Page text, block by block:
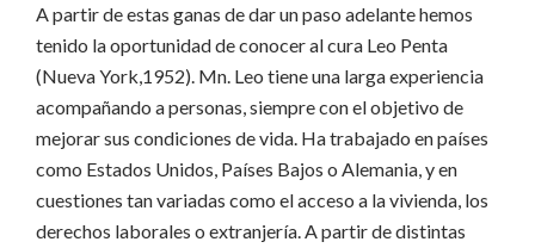
A partir de estas ganas de dar un paso adelante hemos
tenido la oportunidad de conocer al cura Leo Penta
(Nueva York,1952). Mn. Leo tiene una larga experiencia
acompañando a personas, siempre con el objetivo de
mejorar sus condiciones de vida. Ha trabajado en países
como Estados Unidos, Países Bajos o Alemania, y en
cuestiones tan variadas como el acceso a la vivienda, los
derechos laborales o extranjería. A partir de distintas